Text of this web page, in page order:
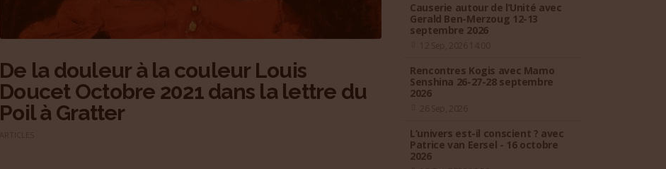
De la douleur à la couleur Louis
Doucet Octobre 2021 dans la lettre du
Poil à Gratter
Causerie autour de l’Unité avec
Gerald Ben-Merzoug 12-13
septembre 2026
Rencontres Kogis avec Mamo
Senshina 26-27-28 septembre
2026
L’univers est-il conscient ? avec
Patrice van Eersel - 16 octobre
2026